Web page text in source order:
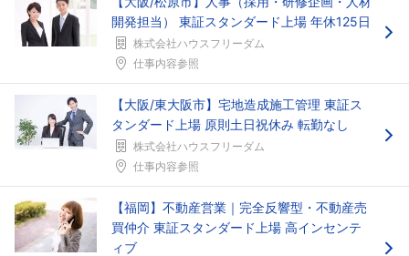
フォローしました
こちらの企業もフォローしませんか？
開発担当） 東証スタンダード上場 年休125日
株式会社ハウスフリーダム
仕事内容参照
【大阪/東大阪市】宅地造成施工管理 東証ス
タンダード上場 原則土日祝休み 転勤なし
株式会社ハウスフリーダム
仕事内容参照
【福岡】不動産営業｜完全反響型・不動産売
買仲介 東証スタンダード上場 高インセンテ
ィブ